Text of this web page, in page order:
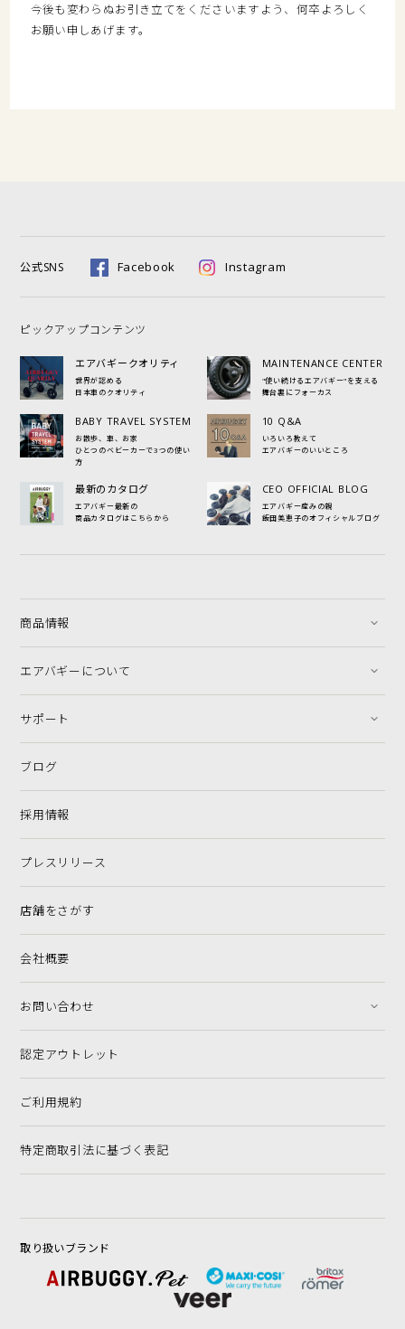
今後も変わらぬお引き立てをくださいますよう、何卒よろしく
お願い申しあげます。
公式SNS Facebook Instagram
ピックアップコンテンツ
エアバギークオリティ
世界が認める
日本車のクオリティ
MAINTENANCE CENTER
"使い続けるエアバギー"を支える
舞台裏にフォーカス
BABY TRAVEL SYSTEM
お散歩、車、お家
ひとつのベビーカーで3つの使い
方
10 Q&A
いろいろ教えて
エアバギーのいいところ
最新のカタログ
エアバギー最新の
商品カタログはこちらから
CEO OFFICIAL BLOG
エアバギー産みの親
飯田美恵子のオフィシャルブログ
商品情報
エアバギーについて
サポート
ブログ
採用情報
プレスリリース
店舗をさがす
会社概要
お問い合わせ
認定アウトレット
ご利用規約
特定商取引法に基づく表記
取り扱いブランド